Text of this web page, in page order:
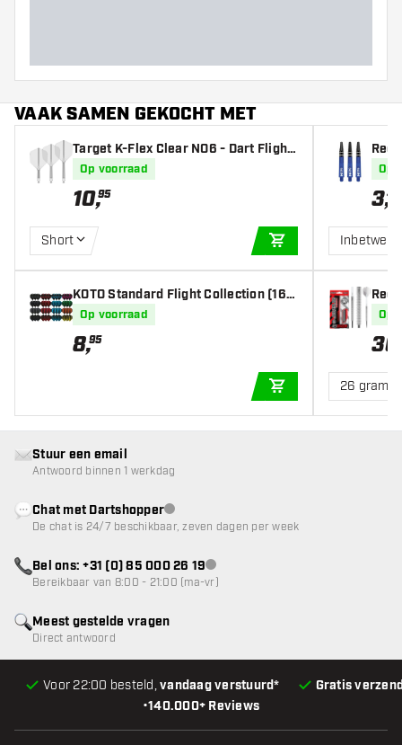
VAAK SAMEN GEKOCHT MET
Target K-Flex Clear NO6 - Dart Flight
Op voorraad
10,95
Short
IN WINKELWAGEN
KOTO Standard Flight Collection (16 s
ets) - Dart Flights
Op voorraad
8,95
IN WINKELWAGEN
Red
fts
Op
3,45
Inbetween
Red
Op
36
26 gram
•140.000+ Reviews
Voor 22:00 besteld,vandaag verstuurd* Gratis
Meest gestelde vragen
Direct antwoord
Stuur een email
Antwoord binnen 1 werkdag
Chat met Dartshopperklantenservice niet beschikbaar
De chat is 24/7 beschikbaar, zeven dagen per week
Bel ons: +31 (0) 85 000 26 19klantenservice niet beschikbaar
Bereikbaar van 8:00 - 21:00 (ma-vr)